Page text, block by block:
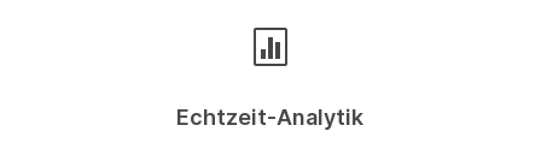

Echtzeit-Analytik